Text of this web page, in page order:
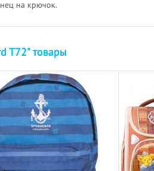
на крючок.
T72" товары